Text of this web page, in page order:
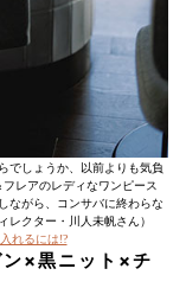
でしょうか、以前よりも気負
レアのレディなワンピース
ながら、コンサバに終わらな
レクター・川人未帆さん）
れるには!?
ン×黒ニット×チ